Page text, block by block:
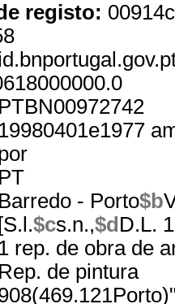
registo:
- Porto$b
$cs.n.,$d D.L.
rep. de obra de
de pintura